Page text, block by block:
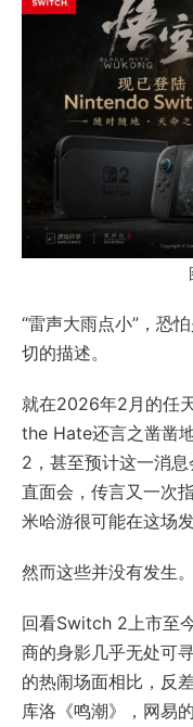
“雷声大雨点小”，恐
切的描述。
就在2026年2月的任
the Hate还言之凿凿
2，甚至预计这一消
直面会，传言又一次
米哈游很可能在这场
然而这些并没有发生。
回看Switch 2上市至
商的身影几乎无处可
的热闹场面相比，反
库洛《鸣潮》，网易